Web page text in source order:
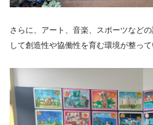
さらに、アート、音楽、スポーツなど
して創造性や協働性を育む環境が整って